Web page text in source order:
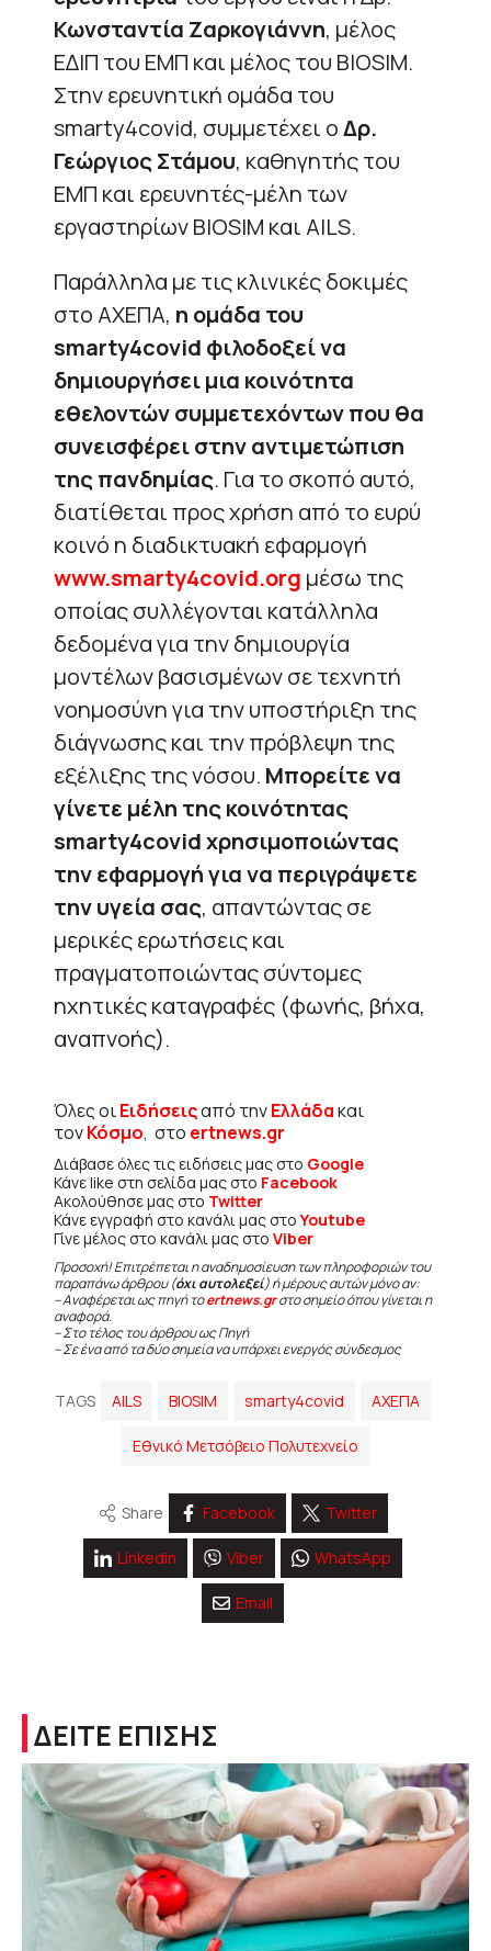
Κωνσταντία Ζαρκογιάννη, μέλος
ΕΔΙΠ του ΕΜΠ και μέλος του BIOSIM.
Στην ερευνητική ομάδα του
smarty4covid, συμμετέχει οΔρ.
Γεώργιος Στάμου, καθηγητής του
ΕΜΠ και ερευνητές-μέλη των
εργαστηρίων ΒIOSIM και AILS.
Παράλληλα με τις κλινικές δοκιμές
στο ΑΧΕΠΑ, η ομάδα του
smarty4covid φιλοδοξεί να
δημιουργήσει μια κοινότητα
εθελοντών συμμετεχόντων που θα
συνεισφέρει στην αντιμετώπιση
της πανδημίας. Για το σκοπό αυτό,
διατίθεται προς χρήση από το ευρύ
κοινό η διαδικτυακή εφαρμογή
www.smarty4covid.org μέσω της
οποίας συλλέγονται κατάλληλα
δεδομένα για την δημιουργία
μοντέλων βασισμένων σε τεχνητή
νοημοσύνη για την υποστήριξη της
διάγνωσης και την πρόβλεψη της
εξέλιξης της νόσου. Μπορείτε να
γίνετε μέλη της κοινότητας
smarty4covid χρησιμοποιώντας
την εφαρμογή για να περιγράψετε
την υγεία σας, απαντώντας σε
μερικές ερωτήσεις και
πραγματοποιώντας σύντομες
ηχητικές καταγραφές (φωνής, βήχα,
αναπνοής).
Όλες οιΕιδήσειςαπό τηνΕλλάδακαι
τονΚόσμο, στο ertnews.gr
Διάβασε όλες τις ειδήσεις μας στο Google
Κάνε like στη σελίδα μας στο Facebook
Ακολούθησε μας στο Twitter
Κάνε εγγραφή στο κανάλι μας στοYoutube
Γίνε μέλος στο κανάλι μας στο Viber
Προσοχή! Επιτρέπεται η αναδημοσίευση των πληροφοριών του
παραπάνω άρθρου (όχι αυτολεξεί) ή μέρους αυτών μόνο αν:
– Αναφέρεται ως πηγή τοertnews.grστο σημείο όπου γίνεται η
αναφορά.
– Στο τέλος του άρθρου ως Πηγή
– Σε ένα από τα δύο σημεία να υπάρχει ενεργός σύνδεσμος
TAGS AILS BIOSIM smarty4covid ΑΧΕΠΑ
Εθνικό Μετσόβειο Πολυτεχνείο
Share Facebook Twitter
Linkedin Viber WhatsApp
Email
ΔΕΙΤΕ ΕΠΙΣΗΣ